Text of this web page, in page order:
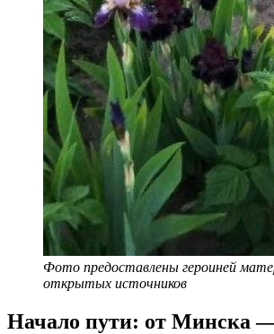
Фото предоставлены героиней
открытых источников
Начало пути: от Минска